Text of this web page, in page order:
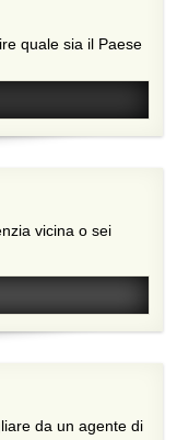
quale sia il Paese
da un agente di